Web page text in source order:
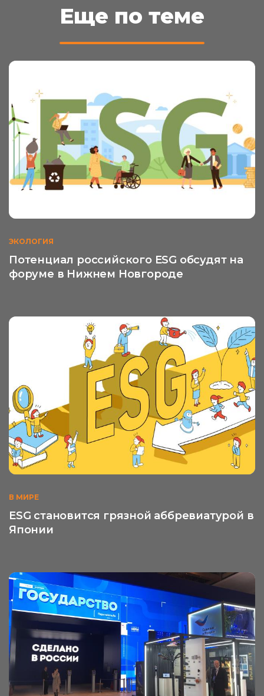
Еще по теме
ЭКОЛОГИЯ
Потенциал российского ESG обсудят на
форуме в Нижнем Новгороде
В МИРЕ
ESG становится грязной аббревиатурой в
Японии